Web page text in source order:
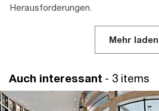
Herausforderungen.
Mehr laden
Auch interessant - 3 items